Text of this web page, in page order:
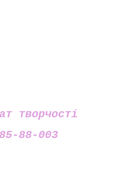
творчості
88-003